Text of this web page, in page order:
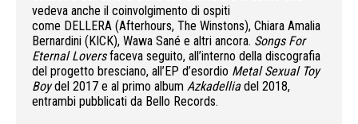
vedeva anche il coinvolgimento di ospiti
come DELLERA (Afterhours, The Winstons), Chiara Amalia
Bernardini (KICK), Wawa Sané e altri ancora. Songs For
Eternal Loversfaceva seguito, all’interno della discografia
del progetto bresciano, all’EP d’esordio Metal Sexual Toy
Boydel 2017 e al primo album Azkadelliadel 2018,
entrambi pubblicati da Bello Records.